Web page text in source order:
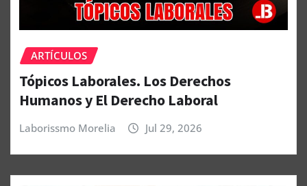
ARTÍCULOS
Tópicos Laborales. Los Derechos
Humanos y El Derecho Laboral
Laborissmo Morelia Jul 29, 2026